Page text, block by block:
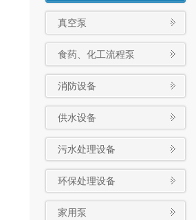
真空泵
食药、化工流程泵
消防设备
供水设备
污水处理设备
环保处理设备
家用泵